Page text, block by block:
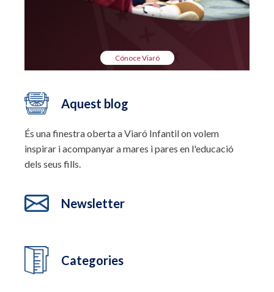
Cónoce Viaró
Aquest blog
És una finestra oberta a Viaró Infantil on volem
inspirar i acompanyar a mares i pares en l'educació
dels seus fills.
Newsletter
Categories